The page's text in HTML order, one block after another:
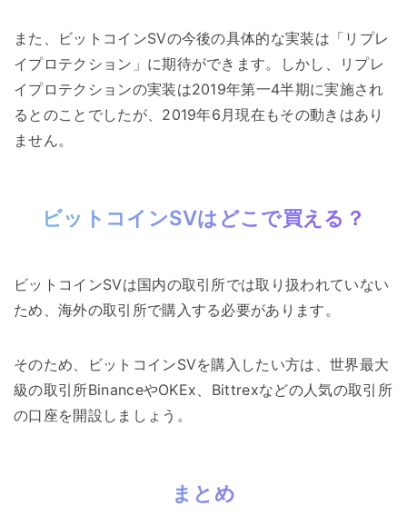
また、ビットコインSVの今後の具体的な実装は「リプレ
イプロテクション」に期待ができます。しかし、リプレ
イプロテクションの実装は2019年第一4半期に実施され
るとのことでしたが、2019年6月現在もその動きはあり
ません。
ビットコインSVはどこで買える？
ビットコインSVは国内の取引所では取り扱われていない
ため、海外の取引所で購入する必要があります。
そのため、ビットコインSVを購入したい方は、世界最大
級の取引所BinanceやOKEx、Bittrexなどの人気の取引所
の口座を開設しましょう。
まとめ